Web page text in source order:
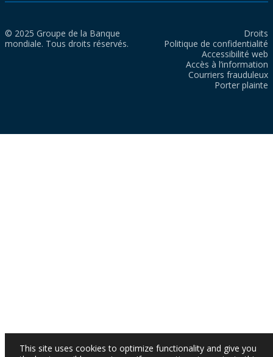
© 2025 Groupe de la Banque
mondiale. Tous droits réservés.
Droits
Politique de confidentialité
Accessibilité web
Accès à l’information
Courriers frauduleux
Porter plainte
This site uses cookies to optimize functionality and give you